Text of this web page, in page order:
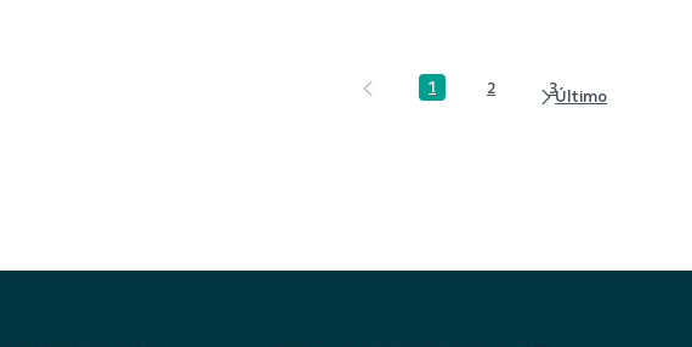
Página
1 Página
2 Página
3